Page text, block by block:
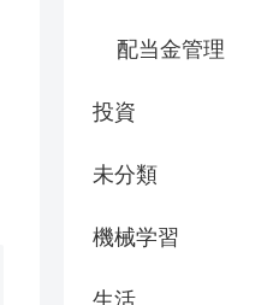
配当金管理
投資
未分類
機械学習
生活